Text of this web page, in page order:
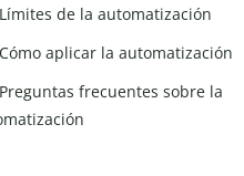
Límites de la automatización
Cómo aplicar la automatización
Preguntas frecuentes sobre la